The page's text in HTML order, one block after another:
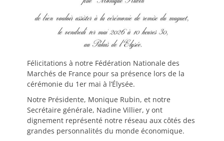
Félicitations à notre Fédération Nationale des
Marchés de France pour sa présence lors de la
cérémonie du 1er mai à l’Élysée.
Notre Présidente, Monique Rubin, et notre
Secrétaire générale, Nadine Villier, y ont
dignement représenté notre réseau aux côtés des
grandes personnalités du monde économique.